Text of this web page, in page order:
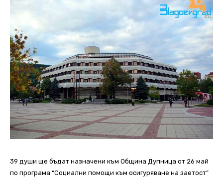
39 души ще бъдат назначени към Община Дупница от 26 май
по програма “Социални помощи към осигуряване на заетост”